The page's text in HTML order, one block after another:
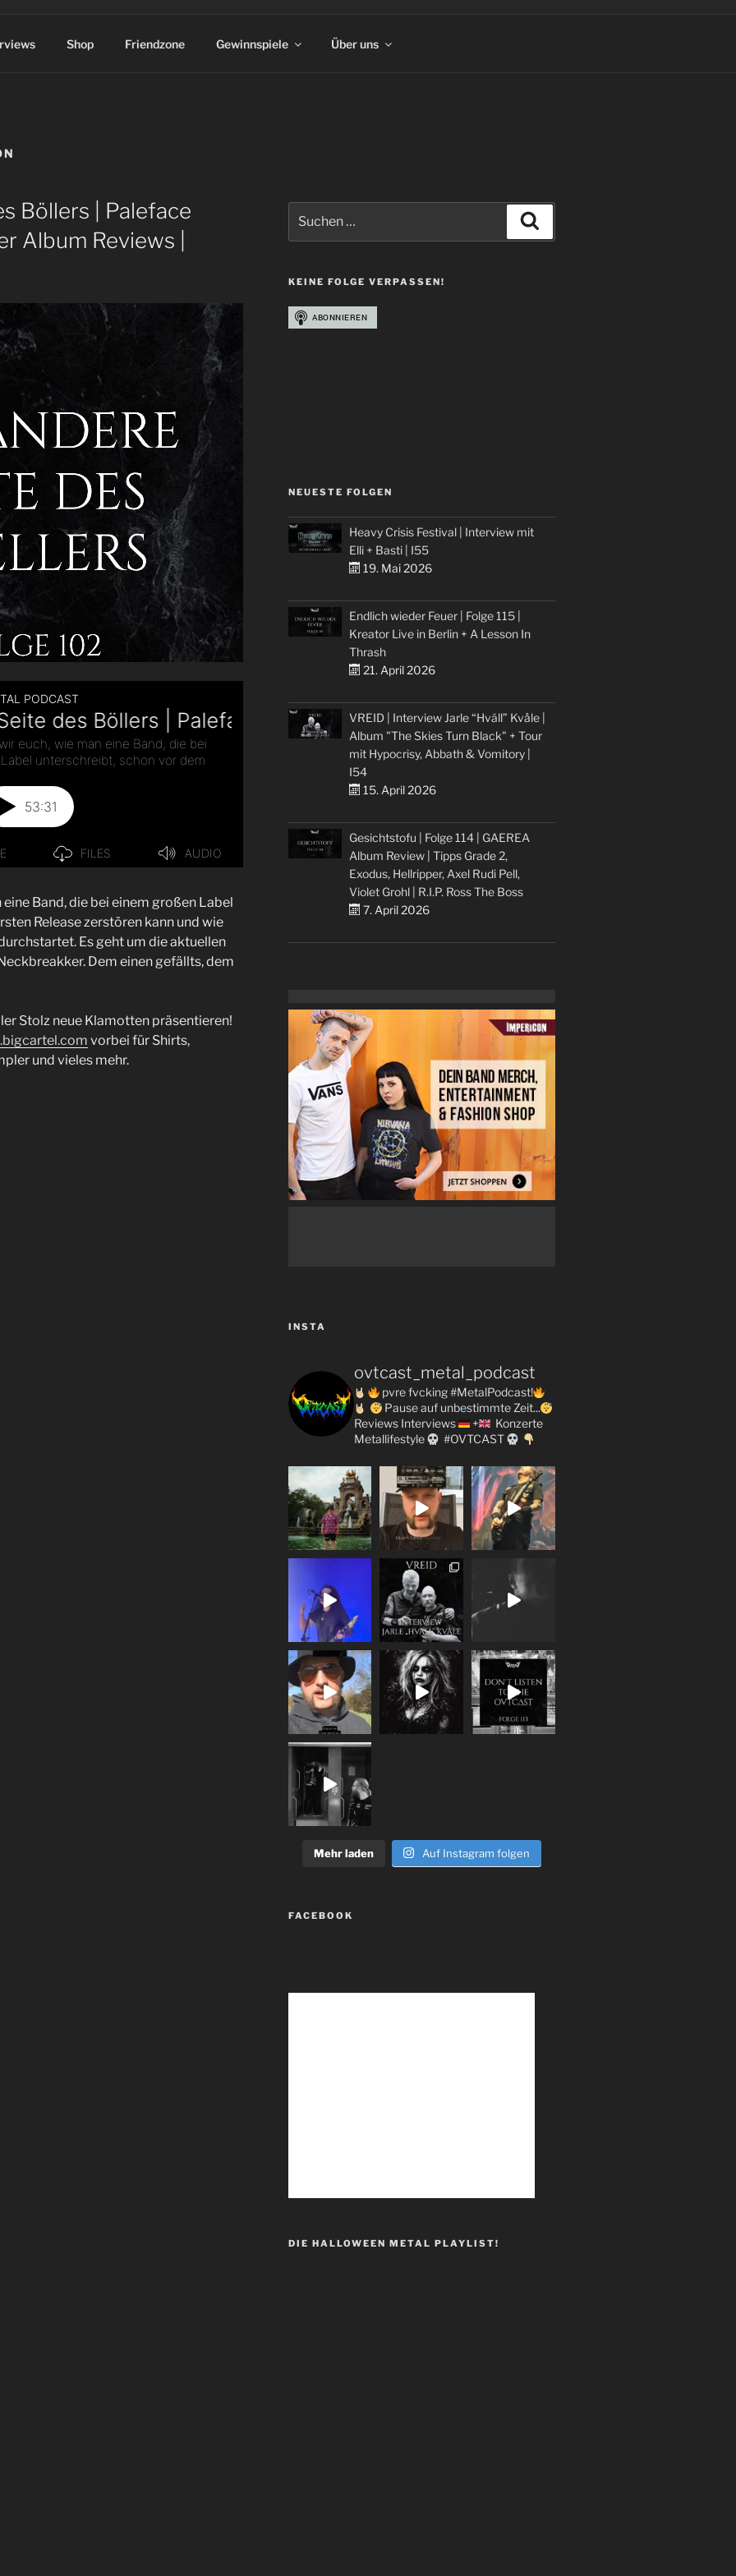
Shop Friendzone Gewinnspiele Über uns
Böllers | Paleface
Album Reviews |
Band, die bei einem großen Label
Release zerstören kann und wie
Es geht um die aktuellen
Dem einen gefällts, dem
Stolz neue Klamotten präsentieren!
vorbei für Shirts,
und vieles mehr.
nach:
KEINE FOLGE VERPASSEN!
NEUESTE FOLGEN
Heavy Crisis Festival | Interview mit
Elli + Basti | I55
19. Mai 2026
Endlich wieder Feuer | Folge 115 |
Kreator Live in Berlin + A Lesson In
Thrash
21. April 2026
VREID | Interview Jarle “Hváll” Kvåle |
Album "The Skies Turn Black" + Tour
mit Hypocrisy, Abbath & Vomitory |
I54
15. April 2026
Gesichtstofu | Folge 114 | GAEREA
Album Review | Tipps Grade 2,
Exodus, Hellripper, Axel Rudi Pell,
Violet Grohl | R.I.P. Ross The Boss
7. April 2026
INSTA
ovtcast_metal_podcast
pvre fvcking #MetalPodcast!
Pause auf unbestimmte Zeit...
Reviews Interviews +
Konzerte
Metallifestyle
#OVTCAST
Mehr laden Auf Instagram folgen
FACEBOOK
DIE HALLOWEEN METAL PLAYLIST!